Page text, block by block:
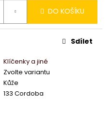
DO KOŠÍKU
Klíčenky a jiné
Zvolte variantu
Kůže
133 Cordoba
Sdílet